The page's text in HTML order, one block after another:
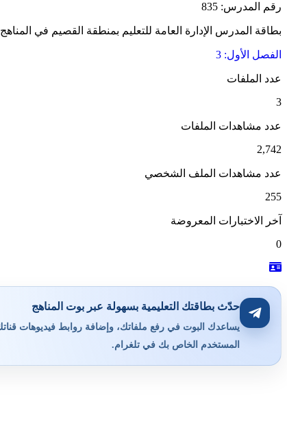
رقم المدرس: 835
بطاقة المدرس الإدارة العامة للتعليم بمنطقة القصيم في المناهج
الفصل الأول: 3
عدد الملفات
3
عدد مشاهدات الملفات
2,742
عدد مشاهدات الملف الشخصي
255
آخر الاختبارات المعروضة
0
حدّث بطاقتك التعليمية بسهولة عبر بوت المناهج
يساعدك البوت في رفع ملفاتك، وإضافة روابط فيديوهات
المستخدم الخاص بك في تلغرام.